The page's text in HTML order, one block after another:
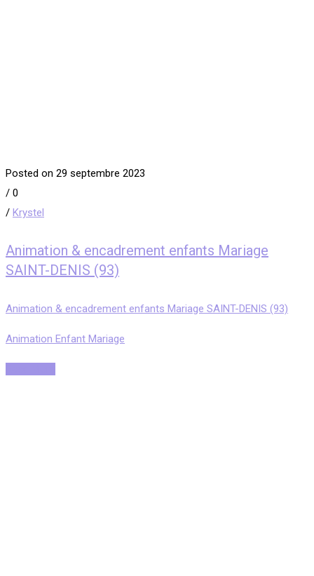
Posted on 29 septembre 2023
/ 0
/ Krystel
Animation & encadrement enfants Mariage
SAINT-DENIS (93)
Animation & encadrement enfants Mariage SAINT-DENIS (93)
Animation Enfant Mariage